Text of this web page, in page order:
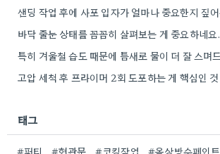
태그
#퍼티 #현관문 #코킹작업 #옥상방수페인트